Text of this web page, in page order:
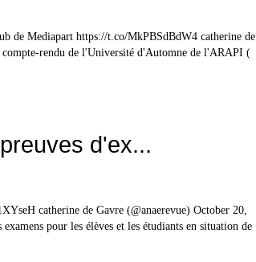
de Mediapart https://t.co/MkPBSdBdW4 catherine de
rendu de l'Université d'Automne de l'ARAPI (
d'ex...
catherine de Gavre (@anaerevue) October 20,
pour les élèves et les étudiants en situation de